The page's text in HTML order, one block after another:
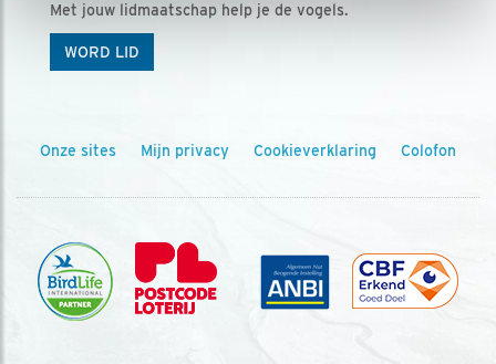
Met jouw lidmaatschap help je de vogels.
WORD LID
Onze sites Mijn privacy Cookieverklaring Colofon